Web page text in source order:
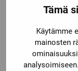
Tämä
Käytämme
mainosten
Dimensions 60 x
Maximum
Minimum
Depth 30mm